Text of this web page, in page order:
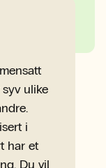
ulike
i
har et
Du vil